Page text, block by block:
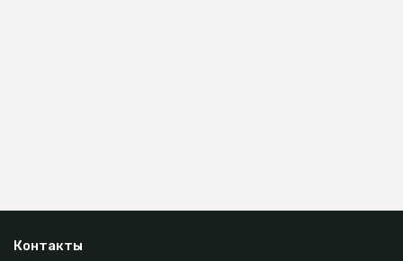
Контакты